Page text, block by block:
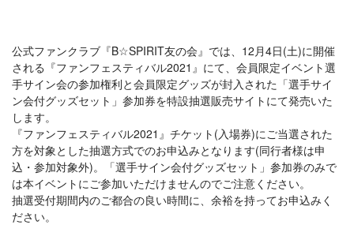
公式ファンクラブ『B☆SPIRIT友の会』では、12月4日(土)に開催
される『ファンフェスティバル2021』にて、会員限定イベント選
手サイン会の参加権利と会員限定グッズが封入された「選手サイ
ン会付グッズセット」参加券を特設抽選販売サイトにて発売いた
します。
『ファンフェスティバル2021』チケット(入場券)にご当選された
方を対象とした抽選方式でのお申込みとなります(同行者様は申
込・参加対象外)。「選手サイン会付グッズセット」参加券のみで
は本イベントにご参加いただけませんのでご注意ください。
抽選受付期間内のご都合の良い時間に、余裕を持ってお申込みく
ださい。